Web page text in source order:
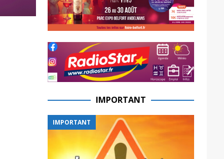
IMPORTANT
IMPORTANT